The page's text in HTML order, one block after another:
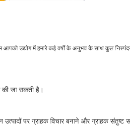
आपको उद्योग में हमारे कई वर्षों के अनुभव के साथ कुल
की जा सकती है।
पर ग्राहक विचार बनाने और ग्राहक संतुष्ट